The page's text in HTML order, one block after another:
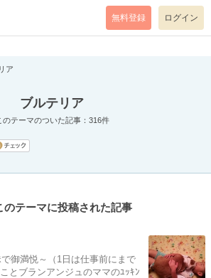
code=0 mode=return level=notice
無料登録 ログイン
ア
ブルテリア
のテーマのついた記事：316件
のテーマに投稿された記事
御満悦～（1日は仕事前にまで
とブランアンジュのママのﾕｯｷﾝ